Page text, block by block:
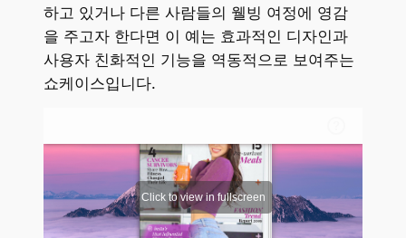
하고 있거나 다른 사람들의 웰빙 여정에 영감
을 주고자 한다면 이 예는 효과적인 디자인과
사용자 친화적인 기능을 역동적으로 보여주는
쇼케이스입니다.